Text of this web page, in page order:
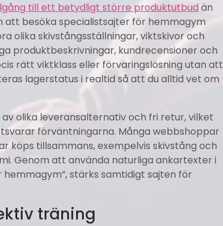
till ett betydligt större produktutbudän
att besöka specialist­sajter för hemmagym
olika skivstångsställningar, viktskivor och
produktbeskrivningar, kundrecensioner och
rätt vikt­klass eller förvaringslösning utan att
lager­status i realtid så att du alltid vet om
olika leverans­alternativ och fri retur, vilket
förväntningarna. Många webbshoppar
köps tillsammans, exempelvis skivstång och
Genom att använda naturliga ankartexter i
stärks samtidigt sajten för
träning